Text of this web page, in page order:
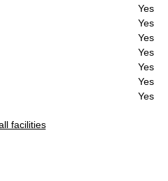
Yes
Yes
Yes
Yes
Yes
Yes
Yes
facilities